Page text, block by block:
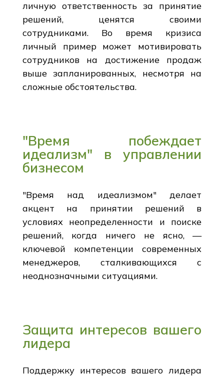
личную ответственность за принятие
решений, ценятся своими
сотрудниками. Во время кризиса
личный пример может мотивировать
сотрудников на достижение продаж
выше запланированных, несмотря на
сложные обстоятельства.
"Время побеждает
идеализм" в управлении
бизнесом
"Время над идеализмом" делает
акцент на принятии решений в
условиях неопределенности и поиске
решений, когда ничего не ясно, —
ключевой компетенции современных
менеджеров, сталкивающихся с
неоднозначными ситуациями.
Защита интересов вашего
лидера
Поддержку интересов вашего лидера